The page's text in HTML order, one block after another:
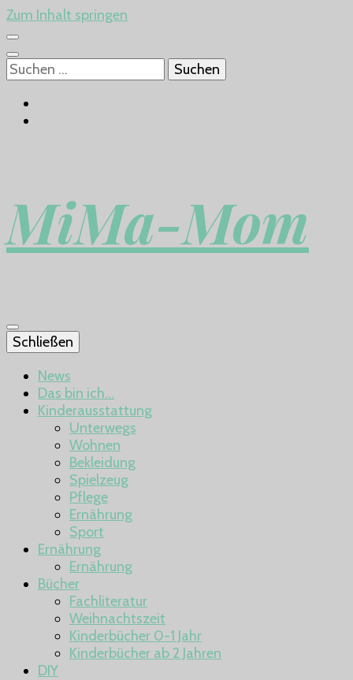
Zum Inhalt springen
Suchen
nach:
MiMa-Mom
Schließen
News
Das bin ich…
Kinderausstattung
Unterwegs
Wohnen
Bekleidung
Spielzeug
Pflege
Ernährung
Sport
Ernährung
Ernährung
Bücher
Fachliteratur
Weihnachtszeit
Kinderbücher 0-1 Jahr
Kinderbücher ab 2 Jahren
DIY